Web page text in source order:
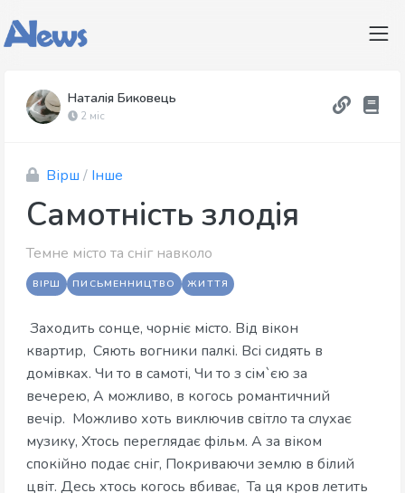
Наталія Биковець
2 міс
Вірш / Інше
Самотність злодія
Темне місто та сніг навколо
ВІРШ ПИСЬМЕННИЦТВО ЖИТТЯ
Заходить сонце, чорніє місто. Від вікон
квартир, Сяють вогники палкі. Всі сидять в
домівках. Чи то в самоті, Чи то з сім`єю за
вечерею, А можливо, в когось романтичний
вечір. Можливо хоть виключив світло та слухає
музику, Хтось переглядає фільм. А за віком
спокійно подає сніг, Покриваючи землю в білий
цвіт. Десь хтось когось вбиває, Та ця кров летить